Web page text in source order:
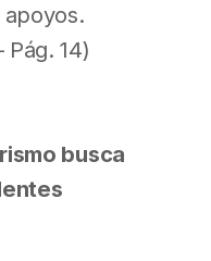
14)
busca